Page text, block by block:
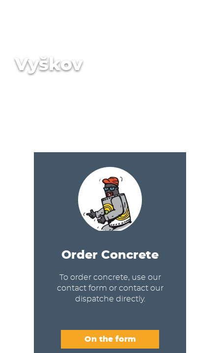
Vyškov
Order Concrete
To order concrete, use our
contact form or contact our
dispatche directly.
On the form